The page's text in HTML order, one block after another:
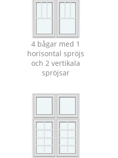
4 bågar med 1
horisontal spröjs
och 2 vertikala
spröjsar